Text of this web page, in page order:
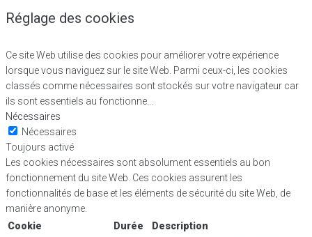
Réglage des cookies
Ce site Web utilise des cookies pour améliorer votre expérience
lorsque vous naviguez sur le site Web. Parmi ceux-ci, les cookies
classés comme nécessaires sont stockés sur votre navigateur car
ils sont essentiels au fonctionne
Nécessaires
Nécessaires
Toujours activé
Les cookies nécessaires sont absolument essentiels au bon
fonctionnement du site Web. Ces cookies assurent les
fonctionnalités de base et les éléments de sécurité du site Web, de
manière anonyme.
Cookie
Durée Description